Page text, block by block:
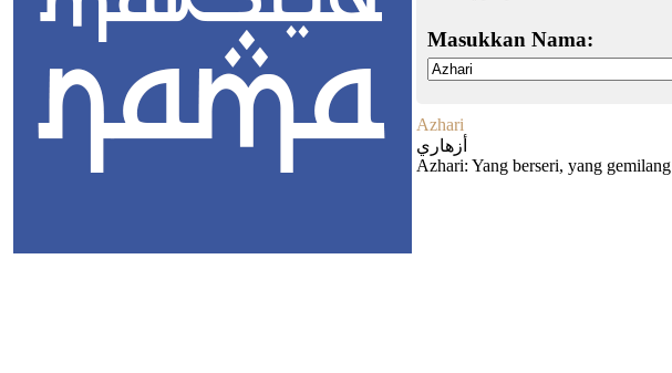
Masukkan Nama:
Azhari
أزهاري
Azhari: Yang berseri, yang gemilang